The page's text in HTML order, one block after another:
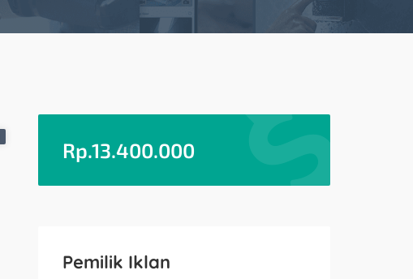
Rp.13.400.000
Pemilik Iklan